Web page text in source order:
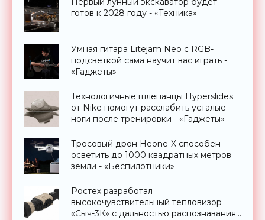
готов к 2028 году - «Техника»
Умная гитара Litejam Neo с RGB-
подсветкой сама научит вас играть -
«Гаджеты»
Технологичные шлепанцы Hyperslides
от Nike помогут расслабить усталые
ноги после тренировки - «Гаджеты»
Тросовый дрон Heone-X способен
осветить до 1000 квадратных метров
земли - «Беспилотники»
Ростех разработал
высокочувствительный тепловизор
«Сыч-3К» с дальностью распознавания